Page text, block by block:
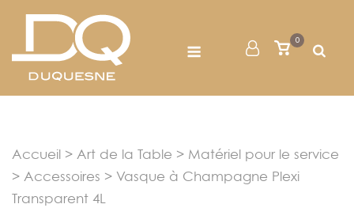
content
Mon
Voir
0
Accueil > Art de la Table > Matériel pour le service
> Accessoires > Vasque à Champagne Plexi
Transparent 4L